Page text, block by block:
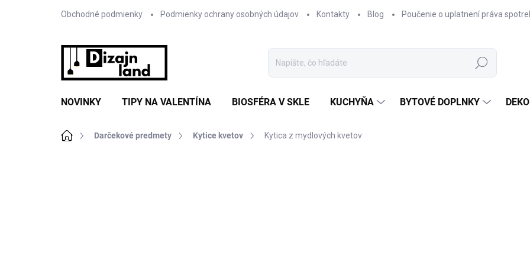
Obchodné podmienky Podmienky ochrany osobných údajov Kontakty Blog Poučenie o uplatnení práva
Hľadať
NOVINKY TIPY NA VALENTÍNA BIOSFÉRA V SKLE KUCHYŇA BYTOVÉ DOPLNKY
DomovDarčekové predmety Kytice kvetov Kytica z mydlových kvetov